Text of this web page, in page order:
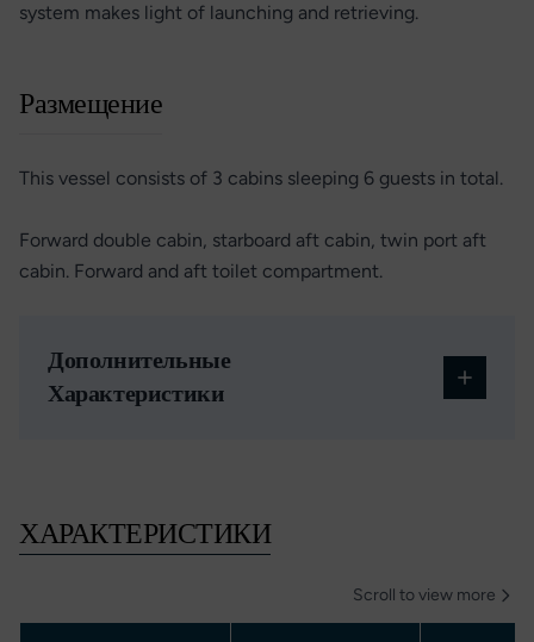
system makes light of launching and retrieving.
Размещение
This vessel consists of 3 cabins sleeping 6 guests in total.
Forward double cabin, starboard aft cabin, twin port aft
cabin. Forward and aft toilet compartment.
Дополнительные
Характеристики
ХАРАКТЕРИСТИКИ
Scroll to view more